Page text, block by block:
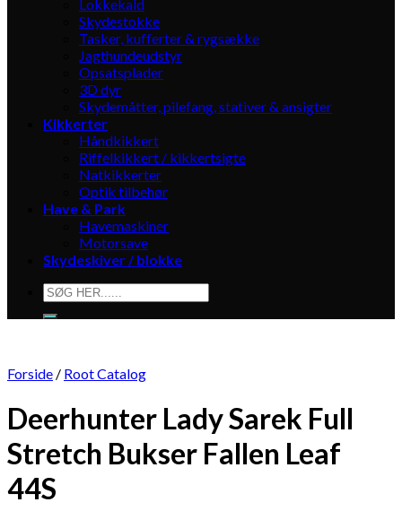
Lokkekald
Skydestokke
Tasker, kufferter & rygsække
Jagthundeudstyr
Opsatsplader
3D dyr
Skydemåtter, pilefang, stativer & ansigter
Kikkerter
Håndkikkert
Riffelkikkert / kikkertsigte
Natkikkerter
Optik tilbehør
Have & Park
Havemaskiner
Motorsave
Skydeskiver / blokke
Søg
efter:
Forside / Root Catalog
Deerhunter Lady Sarek Full
Stretch Bukser Fallen Leaf
44S